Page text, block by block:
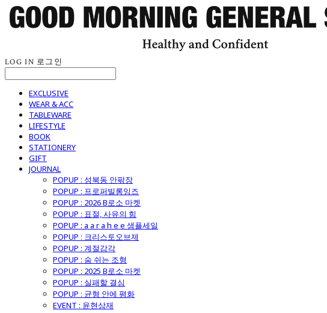
LOG IN 로그인
EXCLUSIVE
WEAR & ACC
TABLEWARE
LIFESTYLE
BOOK
STATIONERY
GIFT
JOURNAL
POPUP : 성북동 안팎장
POPUP : 프로퍼빌롱잉즈
POPUP : 2026 B로소 마켓
POPUP : 표절, 사유의 힘
POPUP : a a r a h e e 샘플세일
POPUP : 크리스토오브제
POPUP : 계절감각
POPUP : 숨 쉬는 조형
POPUP : 2025 B로소 마켓
POPUP : 실패할 결심
POPUP : 균형 안에 평화
EVENT : 윤현상재